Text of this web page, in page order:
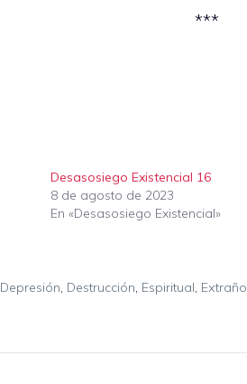
***
Desasosiego Existencial 16
8 de agosto de 2023
En «Desasosiego Existencial»
Depresión, Destrucción, Espiritual, Extraño